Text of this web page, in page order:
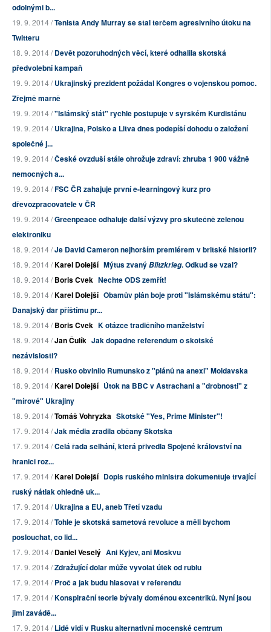
odolnými b...
19. 9. 2014 /Tenista Andy Murray se stal terčem agresivního útoku na
Twitteru
18. 9. 2014 /Devět pozoruhodných věcí, které odhalila skotská
předvolební kampaň
19. 9. 2014 /Ukrajinský prezident požádal Kongres o vojenskou pomoc.
Zřejmě marně
19. 9. 2014 /"Islámský stát" rychle postupuje v syrském Kurdistánu
19. 9. 2014 /Ukrajina, Polsko a Litva dnes podepíší dohodu o založení
společné j...
19. 9. 2014 /České ovzduší stále ohrožuje zdraví: zhruba 1 900 vážně
nemocných a...
19. 9. 2014 /FSC ČR zahajuje první e-learningový kurz pro
dřevozpracovatele v ČR
19. 9. 2014 /Greenpeace odhaluje další výzvy pro skutečně zelenou
elektroniku
18. 9. 2014 /Je David Cameron nejhorším premiérem v britské historii?
18. 9. 2014 /Karel Dolejší Mýtus zvanýBlitzkrieg. Odkud se vzal?
18. 9. 2014 /Boris Cvek Nechte ODS zemřít!
18. 9. 2014 /Karel Dolejší Obamův plán boje proti "Islámskému státu":
Danajský dar příštímu pr...
18. 9. 2014 /Boris Cvek K otázce tradičního manželství
18. 9. 2014 /Jan Čulík Jak dopadne referendum o skotské
nezávislosti?
18. 9. 2014 /Rusko obvinilo Rumunsko z "plánů na anexi" Moldavska
18. 9. 2014 /Karel Dolejší Útok na BBC v Astrachani a "drobnosti" z
"mírové" Ukrajiny
18. 9. 2014 /Tomáš Vohryzka Skotské "Yes, Prime Minister"!
17. 9. 2014 /Jak média zradila občany Skotska
17. 9. 2014 /Celá řada selhání, která přivedla Spojené království na
hranici roz...
17. 9. 2014 /Karel Dolejší Dopis ruského ministra dokumentuje trvající
ruský nátlak ohledně uk...
17. 9. 2014 /Ukrajina a EU, aneb Třetí vzadu
17. 9. 2014 /Tohle je skotská sametová revoluce a měli bychom
poslouchat, co lid...
17. 9. 2014 /Daniel Veselý Ani Kyjev, ani Moskvu
17. 9. 2014 /Zdražující dolar může vyvolat útěk od rublu
17. 9. 2014 /Proč a jak budu hlasovat v referendu
17. 9. 2014 /Konspirační teorie bývaly doménou excentriků. Nyní jsou
jimi zavádě...
17. 9. 2014 /Lidé vidí v Rusku alternativní mocenské centrum